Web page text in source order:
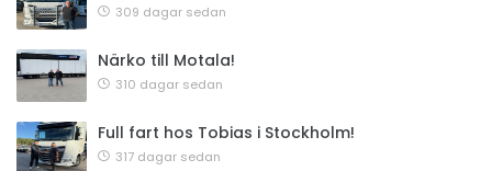
309 dagar sedan
Närko till Motala!
310 dagar sedan
Full fart hos Tobias i Stockholm!
317 dagar sedan